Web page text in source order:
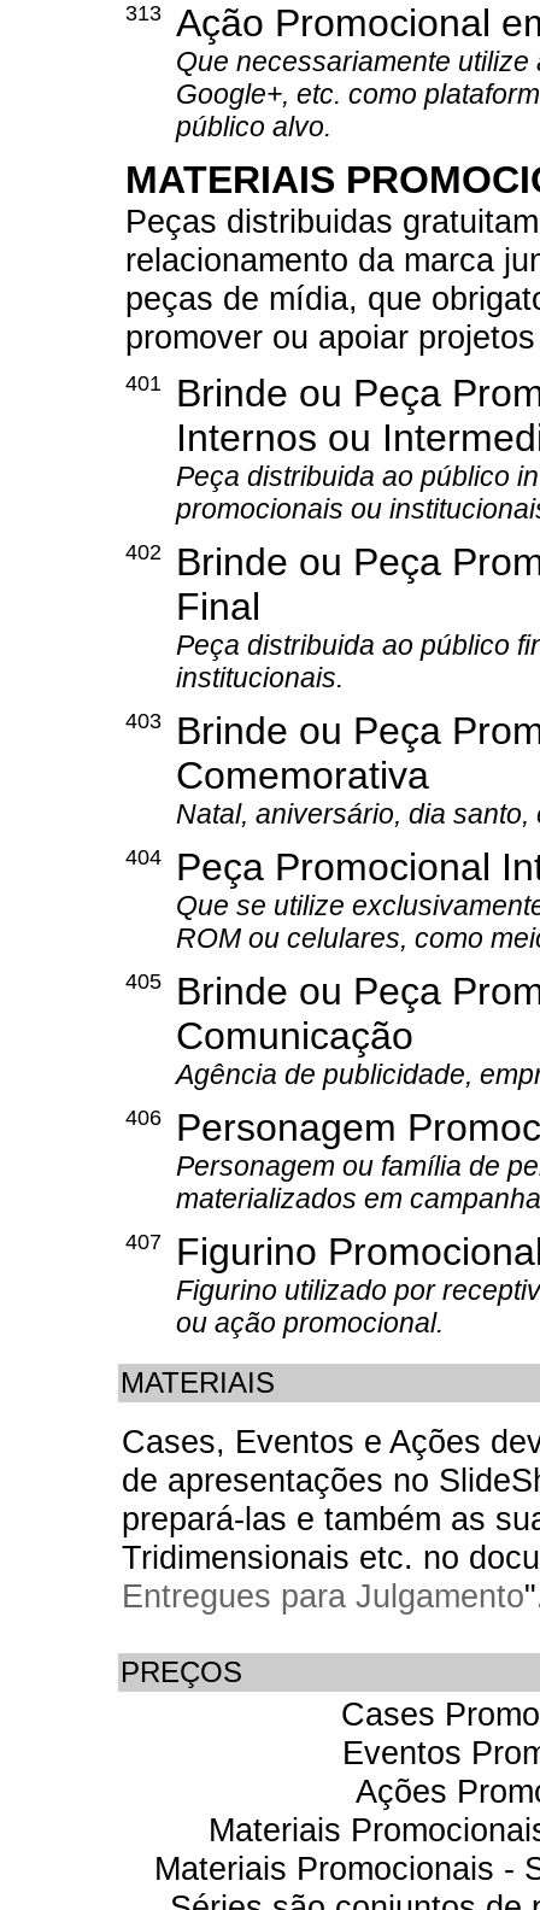
313 Ação Promocional
Que necessariamente
Google+, etc. como
público alvo.
MATERIAIS
Peças distribuidas
relacionamento da marca
peças de mídia, que
promover ou apoiar
401
Brinde ou Peça
Internos ou
Peça distribuida ao público
promocionais ou
402
Brinde ou Peça
Final
Peça distribuida ao público
institucionais.
403
Brinde ou Peça
Comemorativa
Natal, aniversário, dia santo,
404 Peça Promocional
Que se utilize
ROM ou celulares, como
405
Brinde ou Peça
Comunicação
Agência de publicidade,
406 Personagem
Personagem ou família de
materializados em
407 Figurino
Figurino utilizado por
ou ação promocional.
MATERIAIS
Cases, Eventos e Ações
de apresentações no
prepará-las e também as
Tridimensionais etc. no
Entregues para Julgamento
PREÇOS
Cases
Eventos
Ações
Materiais
Materiais Promocionais -